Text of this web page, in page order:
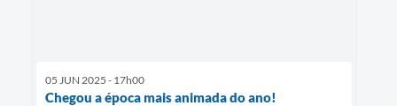
05 JUN 2025 - 17h00
Chegou a época mais animada do ano!